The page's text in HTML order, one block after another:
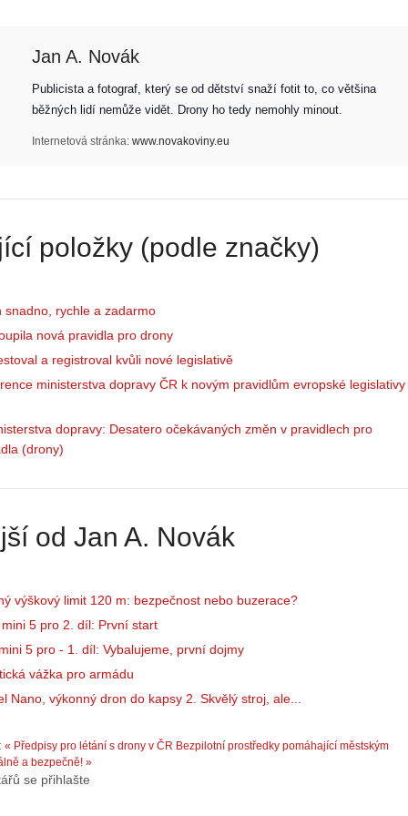
Jan A. Novák
Publicista a fotograf, který se od dětství snaží fotit to, co většina
běžných lidí nemůže vidět. Drony ho tedy nemohly minout.
Internetová stránka: www.novakoviny.eu
položky (podle značky)
snadno, rychle a zadarmo
nová pravidla pro drony
a registroval kvůli nové legislativě
ministerstva dopravy ČR k novým pravidlům evropské
dopravy: Desatero očekávaných změn v pravidlech pro
(drony)
od Jan A. Novák
výškový limit 120 m: bezpečnost nebo buzerace?
5 pro 2. díl: První start
5 pro - 1. díl: Vybalujeme, první dojmy
vážka pro armádu
Nano, výkonný dron do kapsy 2. Skvělý stroj, ale...
« Předpisy pro létání s drony v ČR Bezpilotní prostředky pomáhající městským
a bezpečně! »
se přihlašte
h
i
e
d
o
N
r
e
z
o
S
:
Z
č
s
o
:
.
k